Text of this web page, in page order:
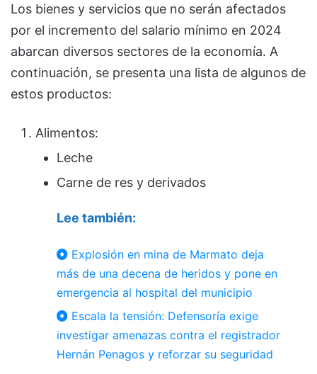
Los bienes y servicios que no serán afectados
por el incremento del salario mínimo en 2024
abarcan diversos sectores de la economía. A
continuación, se presenta una lista de algunos de
estos productos:
Alimentos:
Leche
Carne de res y derivados
Lee también:
Explosión en mina de Marmato deja
más de una decena de heridos y pone en
emergencia al hospital del municipio
Escala la tensión: Defensoría exige
investigar amenazas contra el registrador
Hernán Penagos y reforzar su seguridad